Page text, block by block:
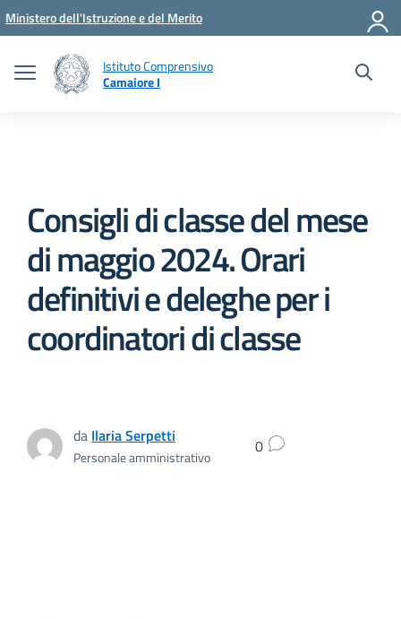
Vai ai contenuti
Vai al menu di navigazione
Vai al footer
Ministero dell'Istruzione e del Merito
Istituto Comprensivo
Camaiore I
Consigli di classe del mese
di maggio 2024. Orari
definitivi e deleghe per i
coordinatori di classe
da Ilaria Serpetti
Personale amministrativo 0